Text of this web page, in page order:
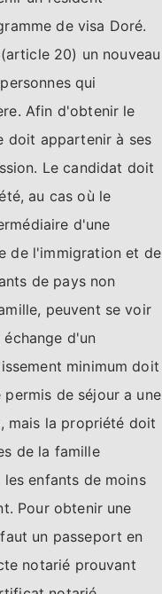
de visa Doré.
20) un nouveau
qui
Afin d'obtenir le
doit appartenir à ses
Le candidat doit
au cas où le
d'une
de l'immigration et de
de pays non
peuvent se voir
d'un
minimum doit
de séjour a une
mais la propriété doit
de la famille
enfants de moins
Pour obtenir une
un passeport en
notarié prouvant